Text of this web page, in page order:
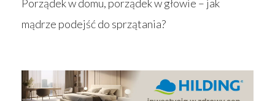
Porządek w domu, porządek w głowie – jak
mądrze podejść do sprzątania?